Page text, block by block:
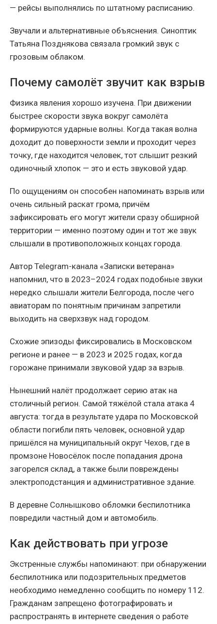
— рейсы выполнялись по штатному расписанию.
Звучали и альтернативные объяснения. Синоптик
Татьяна Позднякова связала громкий звук с
грозовым облаком.
Почему самолёт звучит как взрыв
Физика явления хорошо изучена. При движении
быстрее скорости звука вокруг самолёта
формируются ударные волны. Когда такая волна
доходит до поверхности земли и проходит через
точку, где находится человек, тот слышит резкий
одиночный хлопок — это и есть звуковой удар.
По ощущениям он способен напоминать взрыв или
очень сильный раскат грома, причём
зафиксировать его могут жители сразу обширной
территории — именно поэтому один и тот же звук
слышали в противоположных концах города.
Автор Telegram-канала «Записки ветерана»
напомнил, что в 2023–2024 годах подобные звуки
нередко слышали жители Белгорода, после чего
авиаторам по понятным причинам запретили
выходить на сверхзвук над городом.
Схожие эпизоды фиксировались в Московском
регионе и ранее — в 2023 и 2025 годах, когда
горожане принимали звуковой удар за взрыв.
Нынешний налёт продолжает серию атак на
столичный регион. Самой тяжёлой стала атака 4
августа: тогда в результате удара по Московской
области погибли пять человек, основной удар
пришёлся на муниципальный округ Чехов, где в
промзоне Новосёлок после попадания дрона
загорелся склад, а также были повреждены
электроподстанция и административное здание.
В деревне Солнышково обломки беспилотника
повредили частный дом и автомобиль.
Как действовать при угрозе
Экстренные службы напоминают: при обнаружении
беспилотника или подозрительных предметов
необходимо немедленно сообщить по номеру 112.
Гражданам запрещено фотографировать и
распространять в интернете сведения о работе